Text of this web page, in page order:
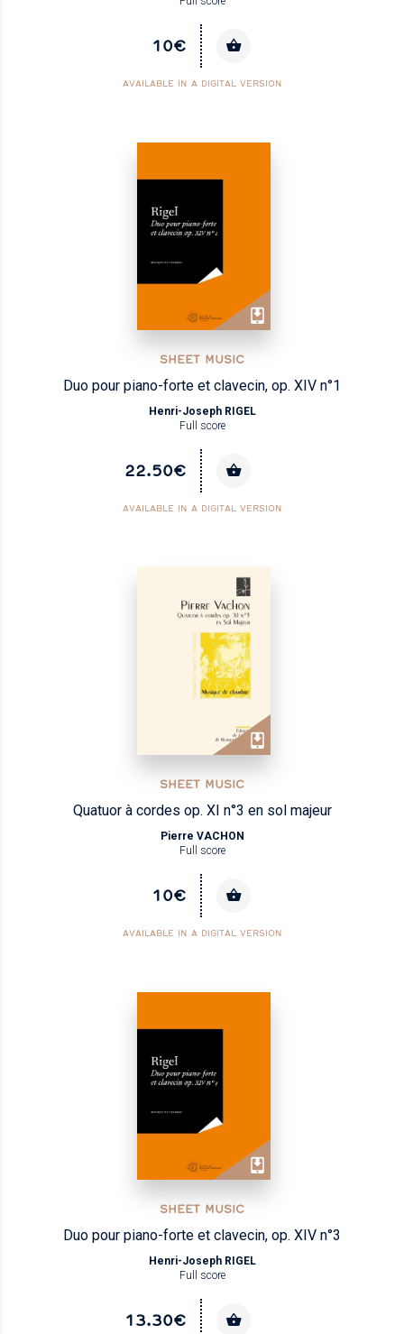
10€
AVAILABLE IN A DIGITAL VERSION
SHEET MUSIC
Duo pour piano-forte et clavecin, op. XIV n°1
Henri-Joseph RIGEL
Full score
22.50€
AVAILABLE IN A DIGITAL VERSION
SHEET MUSIC
Quatuor à cordes op. XI n°3 en sol majeur
Pierre VACHON
Full score
10€
AVAILABLE IN A DIGITAL VERSION
SHEET MUSIC
Duo pour piano-forte et clavecin, op. XIV n°3
Henri-Joseph RIGEL
Full score
13.30€